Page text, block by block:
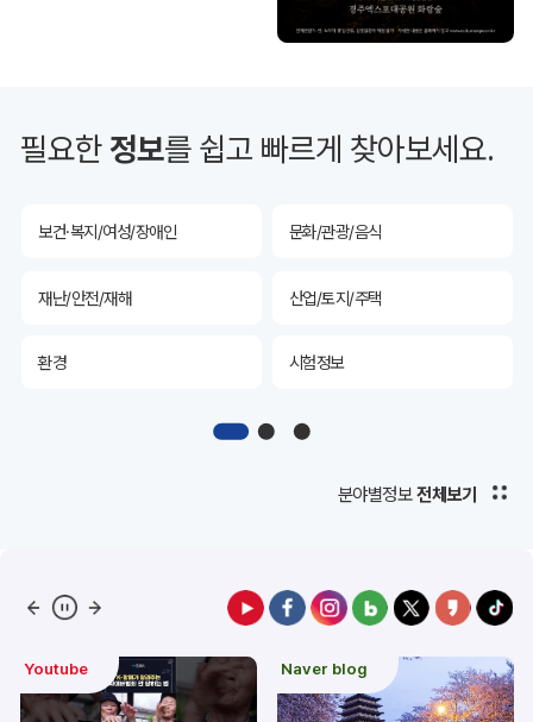
필요한정보를 쉽고 빠르게 찾아보세요.
공공데이터&통계
산림 해양/수산
보건·복지/여성/장애인 문화/관광/음식
재난/안전/재해 산업/토지/주택
환경 시험정보
디지털아카이브
공공데이터&통계
산림 해양/수산
보건·복지/여성/장애인 문화/관광/음식
분야별정보 전체보기
Youtube Naver blog